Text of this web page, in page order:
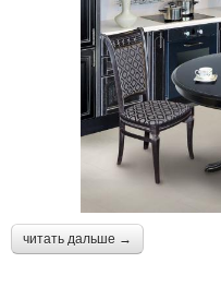
читать дальше →